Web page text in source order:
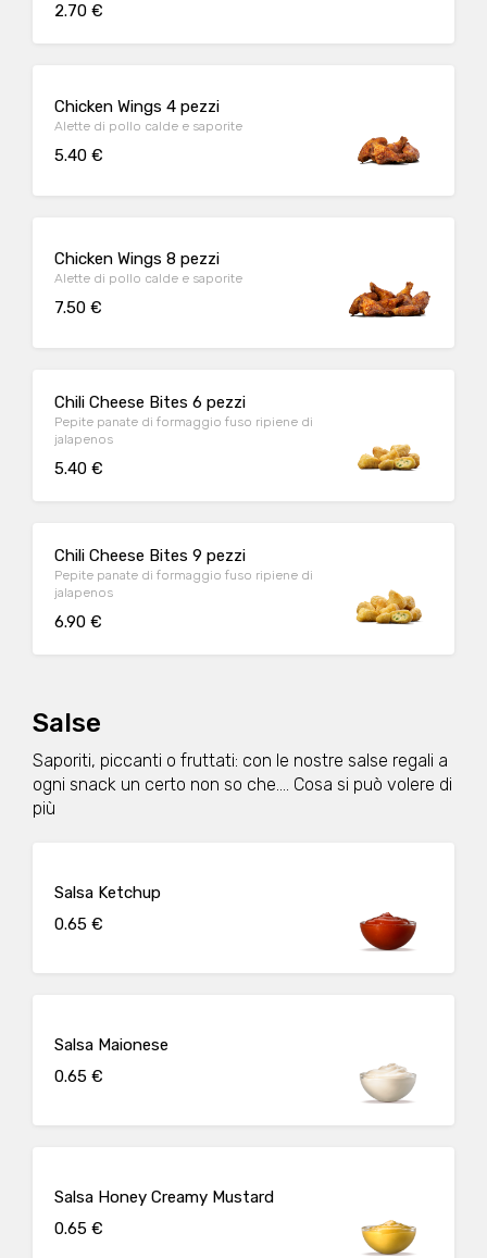
2.70 €
Chicken Wings 4 pezzi
Alette di pollo calde e saporite
5.40 €
Chicken Wings 8 pezzi
Alette di pollo calde e saporite
7.50 €
Chili Cheese Bites 6 pezzi
Pepite panate di formaggio fuso ripiene di
jalapenos
5.40 €
Chili Cheese Bites 9 pezzi
Pepite panate di formaggio fuso ripiene di
jalapenos
6.90 €
Salse
Saporiti, piccanti o fruttati: con le nostre salse regali a
ogni snack un certo non so che.... Cosa si può volere di
più
Salsa Ketchup
0.65 €
Salsa Maionese
0.65 €
Salsa Honey Creamy Mustard
0.65 €